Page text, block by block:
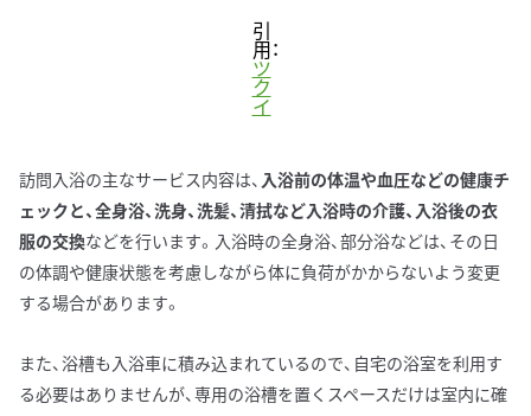
引
用：
ツ
ク
イ
訪問入浴の主なサービス内容は、 入浴前の体温や血圧などの健康チ
ェックと、全身浴、洗身、洗髪、清拭など入浴時の介護、入浴後の衣
服の交換などを行います。入浴時の全身浴、部分浴などは、その日
の体調や健康状態を考慮しながら体に負荷がかからないよう変更
する場合があります。
また、浴槽も入浴車に積み込まれているので、自宅の浴室を利用す
る必要はありませんが、専用の浴槽を置くスペースだけは室内に確